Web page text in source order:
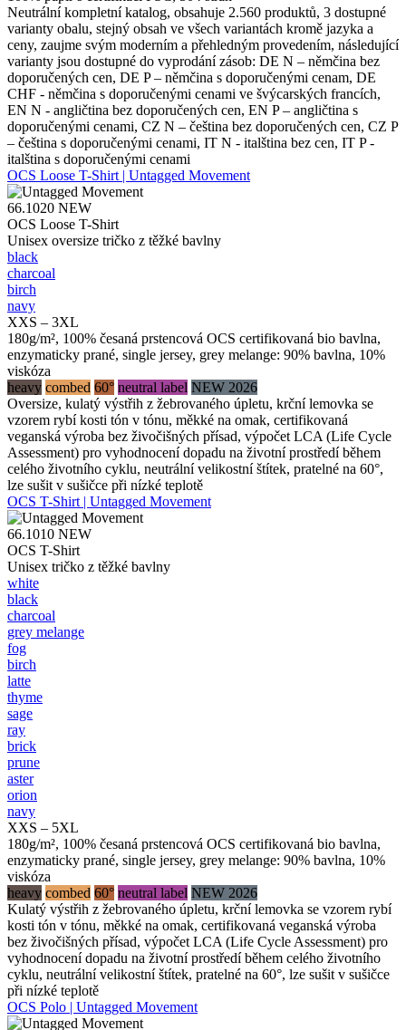
Neutrální kompletní katalog, obsahuje 2.560 produktů, 3 dostupné
varianty obalu, stejný obsah ve všech variantách kromě jazyka a
ceny, zaujme svým moderním a přehledným provedením, následující
varianty jsou dostupné do vyprodání zásob: DE N – němčina bez
doporučených cen, DE P – němčina s doporučenými cenam, DE
CHF - němčina s doporučenými cenami ve švýcarských francích,
EN N - angličtina bez doporučených cen, EN P – angličtina s
doporučenými cenami, CZ N – čeština bez doporučených cen, CZ P
– čeština s doporučenými cenami, IT N - italština bez cen, IT P -
italština s doporučenými cenami
OCS Loose T-Shirt | Untagged Movement
66.1020 NEW
OCS Loose T-Shirt
Unisex oversize tričko z těžké bavlny
black
charcoal
birch
navy
XXS – 3XL
180g/m², 100% česaná prstencová OCS certifikovaná bio bavlna,
enzymaticky prané, single jersey, grey melange: 90% bavlna, 10%
viskóza
heavy combed 60° neutral label NEW 2026
Oversize, kulatý výstřih z žebrovaného úpletu, krční lemovka se
vzorem rybí kosti tón v tónu, měkké na omak, certifikovaná
veganská výroba bez živočišných přísad, výpočet LCA (Life Cycle
Assessment) pro vyhodnocení dopadu na životní prostředí během
celého životního cyklu, neutrální velikostní štítek, pratelné na 60°,
lze sušit v sušičce při nízké teplotě
OCS T-Shirt | Untagged Movement
66.1010 NEW
OCS T-Shirt
Unisex tričko z těžké bavlny
white
black
charcoal
grey melange
fog
birch
latte
thyme
sage
ray
brick
prune
aster
orion
navy
XXS – 5XL
180g/m², 100% česaná prstencová OCS certifikovaná bio bavlna,
enzymaticky prané, single jersey, grey melange: 90% bavlna, 10%
viskóza
heavy combed 60° neutral label NEW 2026
Kulatý výstřih z žebrovaného úpletu, krční lemovka se vzorem rybí
kosti tón v tónu, měkké na omak, certifikovaná veganská výroba
bez živočišných přísad, výpočet LCA (Life Cycle Assessment) pro
vyhodnocení dopadu na životní prostředí během celého životního
cyklu, neutrální velikostní štítek, pratelné na 60°, lze sušit v sušičce
při nízké teplotě
OCS Polo | Untagged Movement